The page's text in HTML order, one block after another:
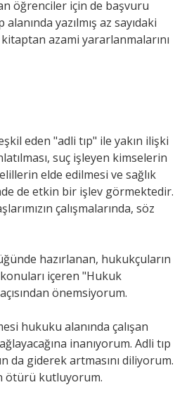
öğrenciler için de başvuru
yazılmış az sayıdaki
azami yararlanmalarını
eden "adli tıp" ile yakın ilişki
suç işleyen kimselerin
elde edilmesi ve sağlık
de etkin bir işlev görmektedir.
çalışmalarında, söz
hazırlanan, hukukçuların
içeren "Hukuk
önemsiyorum.
hukuku alanında çalışan
inanıyorum. Adli tıp
da giderek artmasını diliyorum.
ötürü kutluyorum.